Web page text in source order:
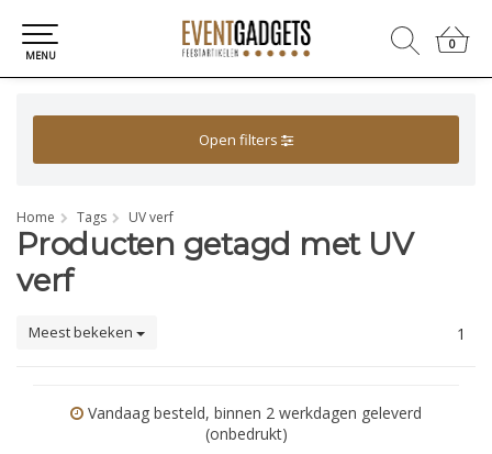
0
0
MENU
Open filters
Home Tags UV verf
Producten getagd met UV
verf
Meest bekeken 1
Vandaag besteld, binnen 2 werkdagen geleverd
(onbedrukt)